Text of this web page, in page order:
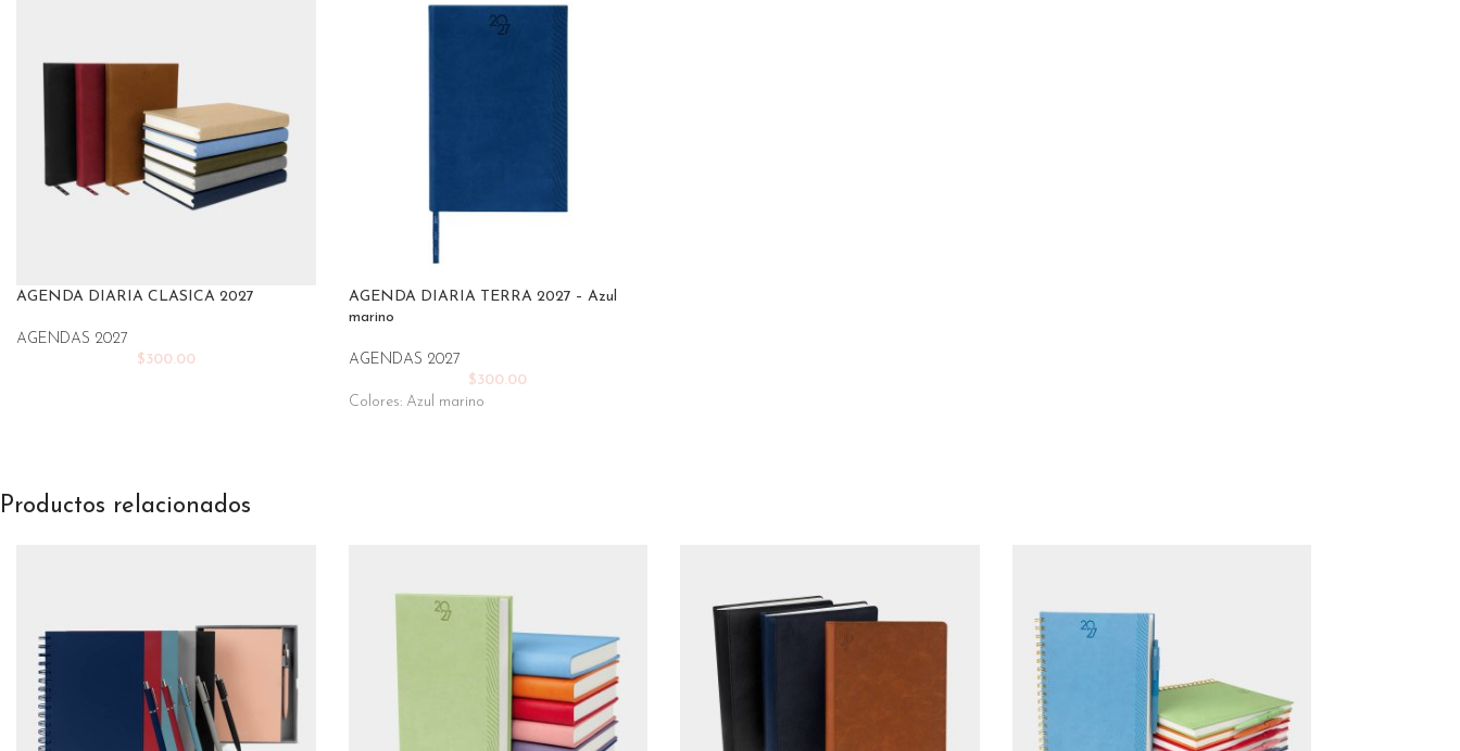
AGENDA DIARIA CLASICA 2027
AGENDAS 2027
$300.00
AGENDA DIARIA TERRA 2027 – Azul
marino
AGENDAS 2027
$300.00
Colores: Azul marino
Productos relacionados